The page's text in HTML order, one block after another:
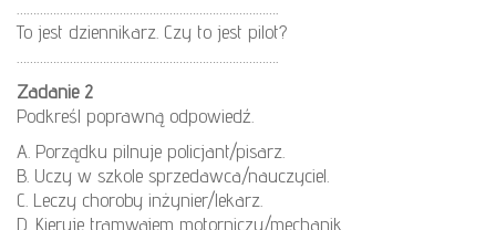
To jest dziennikarz. Czy to jest pilot?
Zadanie 2
Podkreśl poprawną odpowiedź.
A. Porządku pilnuje policjant/pisarz.
B. Uczy w szkole sprzedawca/nauczyciel.
C. Leczy choroby inżynier/lekarz.
D. Kieruje tramwajem motorniczy/mechanik.